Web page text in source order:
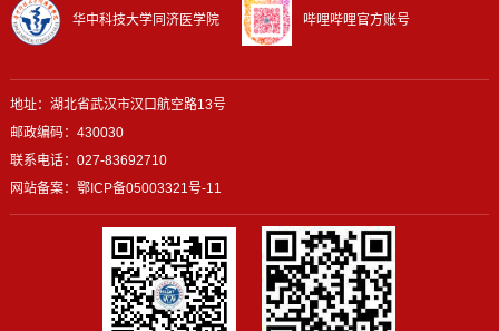
华中科技大学同济医学院 哔哩哔哩官方账号
地址：湖北省武汉市汉口航空路13号
邮政编码：430030
联系电话：027-83692710
网站备案： 鄂ICP备05003321号-11